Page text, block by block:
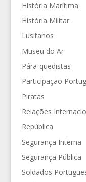
História Marítima
História Militar
Lusitanos
Museu do Ar
Pára-quedistas
Participação
Piratas
Relações
República
Segurança Interna
Segurança Pública
Soldados